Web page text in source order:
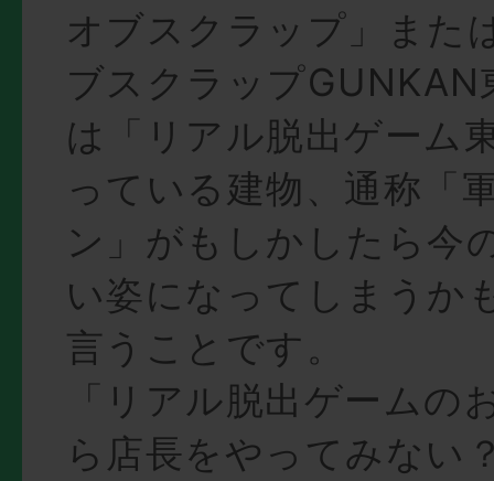
オブスクラップ」また
ブスクラップGUNKAN
は「リアル脱出ゲーム
っている建物、通称「
ン」がもしかしたら今
い姿になってしまうか
言うことです。
「リアル脱出ゲームの
ら店長をやってみない